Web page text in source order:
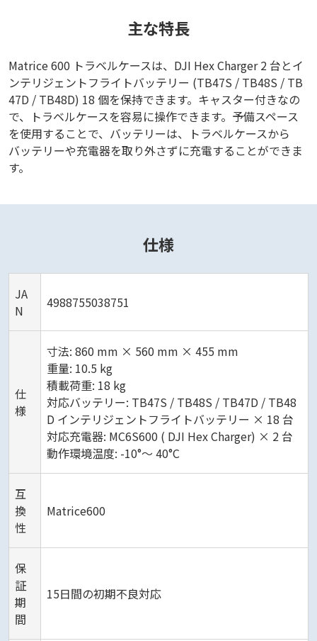
主な特長
Matrice 600 トラベルケースは、DJI Hex Charger 2 台とイ
ンテリジェントフライトバッテリー (TB47S / TB48S / TB
47D / TB48D) 18 個を保持できます。キャスター付きなの
で、トラベルケースを容易に操作できます。予備スペース
を使用することで、バッテリーは、トラベルケースから
バッテリーや充電器を取り外さずに充電することができま
す。
仕様
JA
N
4988755038751
仕
様
寸法: 860 mm × 560 mm × 455 mm
重量: 10.5 kg
積載荷重: 18 kg
対応バッテリー: TB47S / TB48S / TB47D / TB48
D インテリジェントフライトバッテリー × 18 台
対応充電器: MC6S600 ( DJI Hex Charger) × 2 台
動作環境温度: -10°～ 40°C
互
換
性
Matrice600
保
証
期
間
15日間の初期不良対応